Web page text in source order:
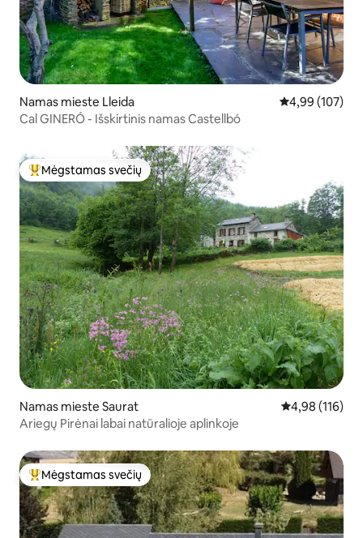
Namas mieste Lleida Vidutinis
4,99 (107)
Cal GINERÓ - Išskirtinis namas Castellbó
Svečių mėgstamiausias
Mėgstamas svečių
Namas mieste Saurat Vidutinis
4,98 (116)
Ariegų Pirėnai labai natūralioje aplinkoje
Svečių mėgstamiausias
Mėgstamas svečių